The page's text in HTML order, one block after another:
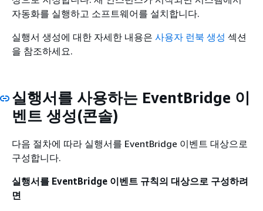
자동화를 실행하고 소프트웨어를 설치합니다.
실행서 생성에 대한 자세한 내용은 사용자 런북 생성 섹션
을 참조하세요.
실행서를 사용하는 EventBridge 이
벤트 생성(콘솔)
다음 절차에 따라 실행서를 EventBridge 이벤트 대상으로
구성합니다.
실행서를 EventBridge 이벤트 규칙의 대상으로 구성하려
면